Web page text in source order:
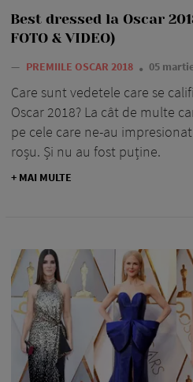
Best dressed la Oscar
FOTO & VIDEO)
— PREMIILE OSCAR 2018 05
Care sunt vedetele care se
Oscar 2018? La cât de multe
pe cele care ne-au
roșu. Și nu au fost puține.
+ MAI MULTE